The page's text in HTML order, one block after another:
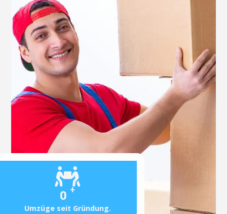
0 +
Umzüge seit Gründung.